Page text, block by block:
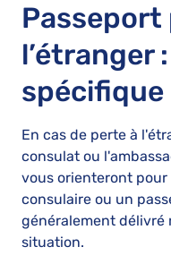
Passeport
l’étranger
spécifique
En cas de perte à
consulat ou
vous orienteront
consulaire ou un
généralement délivré
situation.